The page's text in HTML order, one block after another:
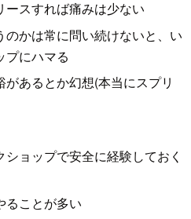
ースすれば痛みは少ない
のかは常に問い続けないと、い
プにハマる
あるとか幻想(本当にスプリ
ョップで安全に経験しておく
ることが多い